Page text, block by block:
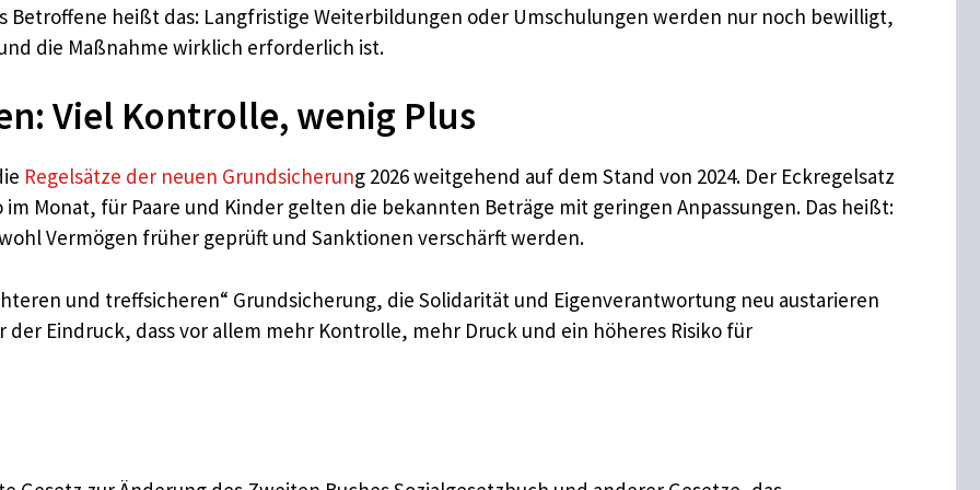
Betroffene heißt das: Langfristige Weiterbildungen oder Umschulungen werden nur noch bewilligt,
die Maßnahme wirklich erforderlich ist.
Viel Kontrolle, wenig Plus
Regelsätze der neuen Grundsicherung 2026 weitgehend auf dem Stand von 2024. Der Eckregelsatz
Monat, für Paare und Kinder gelten die bekannten Beträge mit geringen Anpassungen. Das heißt:
Vermögen früher geprüft und Sanktionen verschärft werden.
und treffsicheren“ Grundsicherung, die Solidarität und Eigenverantwortung neu austarieren
Eindruck, dass vor allem mehr Kontrolle, mehr Druck und ein höheres Risiko für